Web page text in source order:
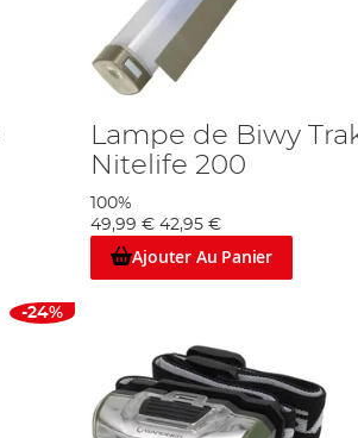
Lampe de Biwy
Nitelife 200
100%
49,99 € 42,95 €
Ajouter Au Panier
-24%